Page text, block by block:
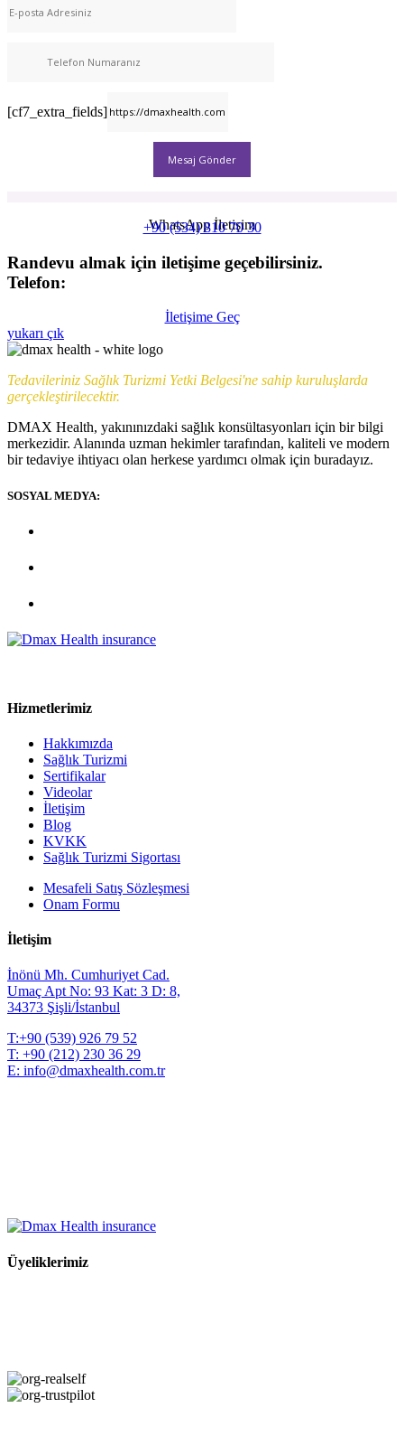
[cf7_extra_fields]
WhatsApp İletişim
+90 (534) 810 70 30
Randevu almak için iletişime geçebilirsiniz.
Telefon:
İletişime Geç
yukarı çık
Tedavileriniz Sağlık Turizmi Yetki Belgesi'ne sahip kuruluşlarda
gerçekleştirilecektir.
DMAX Health, yakınınızdaki sağlık konsültasyonları için bir bilgi
merkezidir. Alanında uzman hekimler tarafından, kaliteli ve modern
bir tedaviye ihtiyacı olan herkese yardımcı olmak için buradayız.
SOSYAL MEDYA:
Hizmetlerimiz
Hakkımızda
Sağlık Turizmi
Sertifikalar
Videolar
İletişim
Blog
KVKK
Sağlık Turizmi Sigortası
Mesafeli Satış Sözleşmesi
Onam Formu
İletişim
İnönü Mh. Cumhuriyet Cad.
Umaç Apt No: 93 Kat: 3 D: 8,
34373 Şişli/İstanbul
T:+90 (539) 926 79 52
T: +90 (212) 230 36 29
E: info@dmaxhealth.com.tr
Üyeliklerimiz